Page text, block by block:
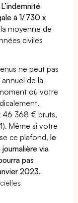
à 1/730 x
moyenne de
civiles
ne peut pas
de la
où votre
46 368 € bruts,
Même si votre
ce plafond,le
via
pas
2023.